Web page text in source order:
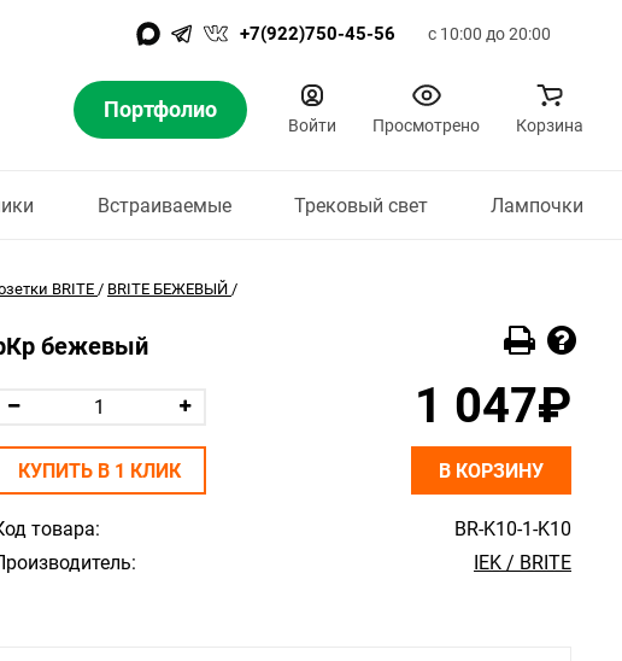
+7(922)750-45-56 с 10:00 до 20:00
Портфолио
Войти Просмотрено Корзина
Встраиваемые Трековый свет Лампочки
BRITE/ BRITE БЕЖЕВЫЙ /
бежевый
товара:
BR-K10-1-K10
IEK / BRITE
1 047₽
КУПИТЬ В 1 КЛИК В КОРЗИНУ